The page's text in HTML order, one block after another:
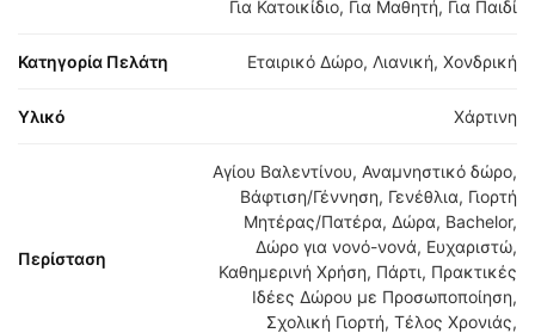
Για Κατοικίδιο, Για Μαθητή, Για Παιδί
Κατηγορία Πελάτη Εταιρικό Δώρο, Λιανική, Χονδρική
Υλικό Χάρτινη
Περίσταση
Αγίου Βαλεντίνου, Αναμνηστικό δώρο,
Βάφτιση/Γέννηση, Γενέθλια, Γιορτή
Μητέρας/Πατέρα, Δώρα, Bachelor,
Δώρο για νονό-νονά, Ευχαριστώ,
Καθημερινή Χρήση, Πάρτι, Πρακτικές
Ιδέες Δώρου με Προσωποποίηση,
Σχολική Γιορτή, Τέλος Χρονιάς,